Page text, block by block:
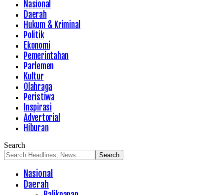
Nasional
Daerah
Hukum & Kriminal
Politik
Ekonomi
Pemerintahan
Parlemen
Kultur
Olahraga
Peristiwa
Inspirasi
Advertorial
Hiburan
Search
Nasional
Daerah